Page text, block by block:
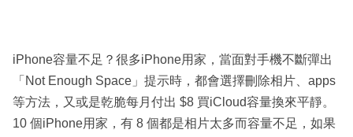
區
iPhone容量不足？很多iPhone用家，當面對手機不斷彈出
「Not Enough Space」提示時，都會選擇刪除相片、apps
等方法，又或是乾脆每月付出 $8 買iCloud容量換來平靜。
10 個iPhone用家，有 8 個都是相片太多而容量不足，如果